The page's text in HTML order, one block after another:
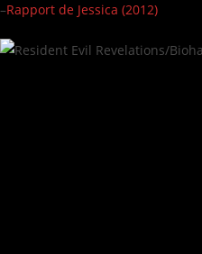
–Rapport de Jessica (2012)